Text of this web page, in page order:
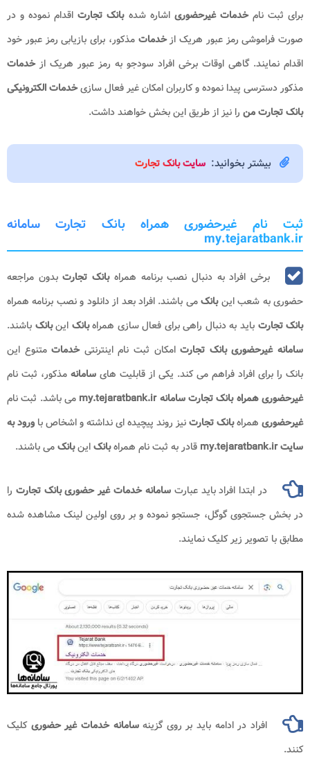
برای ثبت نامخدمات غیرحضوری اشاره شدهبانک تجارتاقدام نموده و در
صورت فراموشی رمز عبور هریک ازخدماتمذکور، برای بازیابی رمز عبور خود
اقدام نمایند. گاهی اوقات برخی افراد سودجو به رمز عبور هریک ازخدمات
مذکور دسترسی پیدا نموده و کاربران امکان غیر فعال سازیخدمات الکترونیکی
بانک تجارت من را نیز از طریق این بخش خواهند داشت.
بیشتر بخوانید: سایت بانک تجارت
ثبت نام غیرحضوری همراه بانک تجارت سامانه
my.tejaratbank.ir
برخی افراد به دنبال نصب برنامه همراهبانک تجارتبدون مراجعه
حضوری به شعب اینبانکمی باشند. افراد بعد از دانلود و نصب برنامه همراه
بانک تجارت باید به دنبال راهی برای فعال سازی همراهبانک اینبانک باشند.
سامانه غیرحضوری بانک تجارتامکان ثبت نام اینترنتیخدماتمتنوع این
بانک را برای افراد فراهم می کند. یکی از قابلیت های سامانه مذکور، ثبت نام
غیرحضوری همراه بانک تجارت سامانه my.tejaratbank.ir
می باشد. ثبت نام
غیرحضوری همراهبانک تجارتنیز روند پیچیده ای نداشته و اشخاص با ورود به
سایت my.tejaratbank.ir
قادر به ثبت نام همراهبانکاینبانکمی باشند.
در ابتدا افراد باید عبارتسامانه خدمات غیر حضوری بانک تجارت را
در بخش جستجوی گوگل، جستجو نموده و بر روی اولین لینک مشاهده شده
مطابق با تصویر زیر کلیک نمایند.
افراد در ادامه باید بر روی گزینهسامانه خدمات غیر حضوری کلیک
کنند.